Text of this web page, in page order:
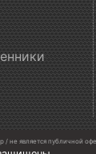
/ не является публичной